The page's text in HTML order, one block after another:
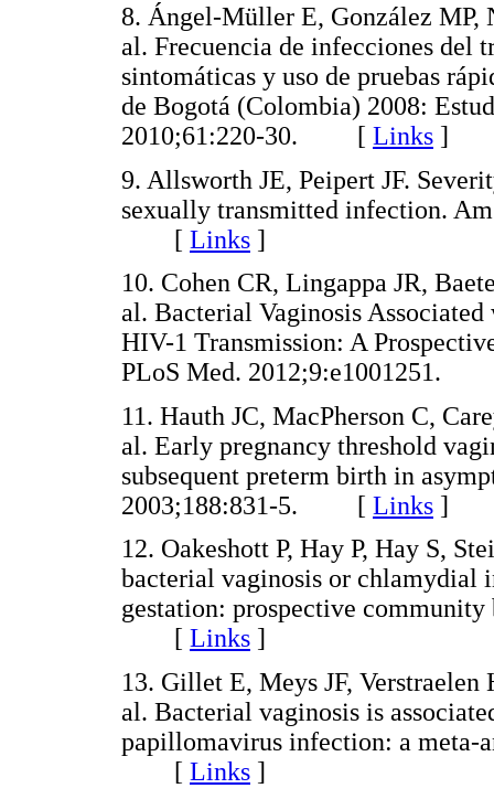
8. Ángel-Müller E, González MP,
al. Frecuencia de infecciones del
sintomáticas y uso de pruebas
de Bogotá (Colombia) 2008:
2010;61:220-30. [ Links ]
9. Allsworth JE, Peipert JF.
sexually transmitted infection.
[ Links ]
10. Cohen CR, Lingappa JR,
al. Bacterial Vaginosis
HIV-1 Transmission: A
PLoS Med.
11. Hauth JC, MacPherson C,
al. Early pregnancy threshold
subsequent preterm birth in
2003;188:831-5. [ Links ]
12. Oakeshott P, Hay P, Hay S,
bacterial vaginosis or chlamydial
gestation: prospective
[ Links ]
13. Gillet E, Meys JF, Verstraelen
al. Bacterial vaginosis is
papillomavirus infection: a meta-
[ Links ]